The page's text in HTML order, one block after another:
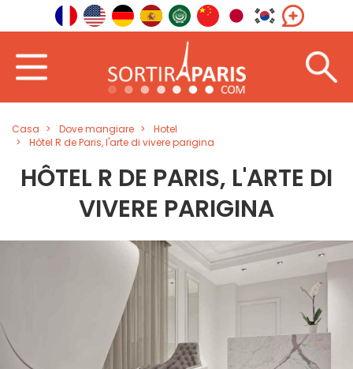
Casa Dove mangiare
Hotel
Hôtel R de Paris, l'arte di vivere parigina
HÔTEL R DE PARIS, L'ARTE DI
VIVERE PARIGINA